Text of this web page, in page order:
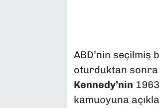
ABD’nin seçilmiş
oturduktan sonra
Kennedy’nin
kamuoyuna